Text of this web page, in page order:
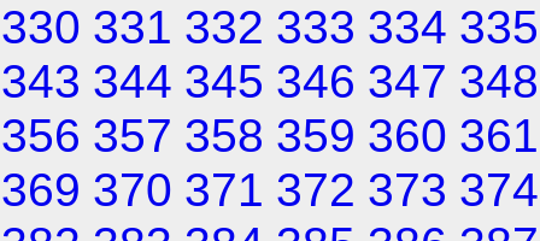
330 331 332 333 334 335
343 344 345 346 347 348
356 357 358 359 360 361
369 370 371 372 373 374